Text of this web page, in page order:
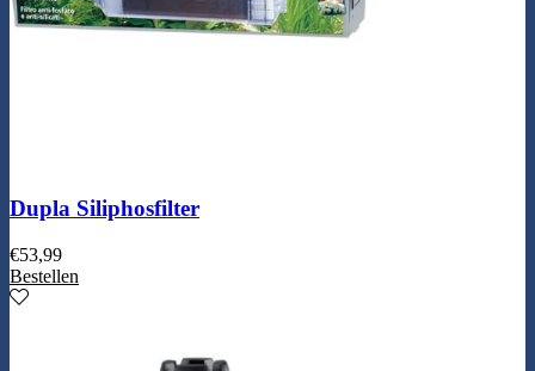
Dupla Siliphosfilter
€53,99
Bestellen